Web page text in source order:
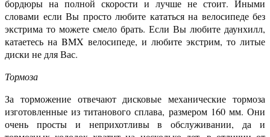
бордюры на полной скорости и лучше не стоит. Иными
словами если Вы просто любите кататься на велосипеде без
экстрима то можете смело брать. Если Вы любите даунхилл,
катаетесь на BMX велосипеде, и любите экстрим, то литые
диски не для Вас.
Тормоза
За торможение отвечают дисковые механические тормоза
изготовленные из титанового сплава, размером 160 мм. Они
очень просты и неприхотливы в обслуживании, да и